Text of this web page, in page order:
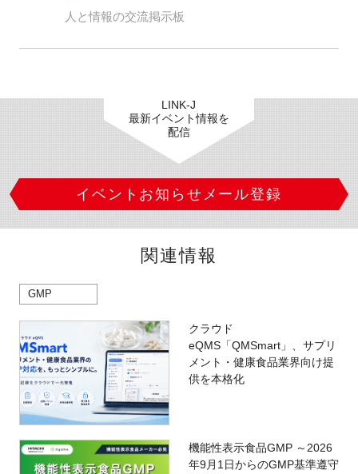
人と情報の交流掲示板
LINK-J
最新イベント情報を
配信
イベントお知らせメール登録
関連情報
GMP
クラウド
eQMS「QMSmart」、サプリ
メント・健康食品業界向け提
供を本格化
機能性表示食品GMP ～2026
年9月1日からのGMP基準遵守